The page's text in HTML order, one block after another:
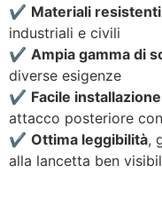
✔️ Materiali
industriali e civili
✔️ Ampia gamma di
diverse esigenze
✔️ Facile
attacco posteriore
✔️ Ottima leggibilità,
alla lancetta ben